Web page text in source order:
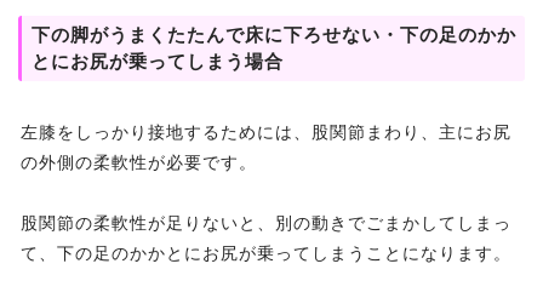
下の脚がうまくたたんで床に下ろせない・下の足のかか
とにお尻が乗ってしまう場合
左膝をしっかり接地するためには、股関節まわり、主にお尻
の外側の柔軟性が必要です。
股関節の柔軟性が足りないと、別の動きでごまかしてしまっ
て、下の足のかかとにお尻が乗ってしまうことになります。